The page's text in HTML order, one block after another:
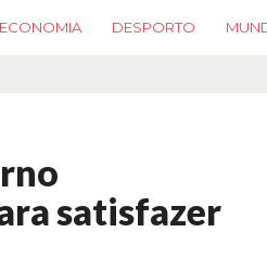
ECONOMIA DESPORTO
satisfazer